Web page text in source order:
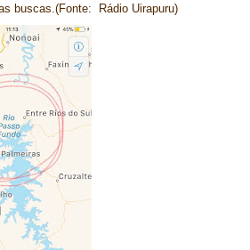
buscas.(Fonte: Rádio Uirapuru)